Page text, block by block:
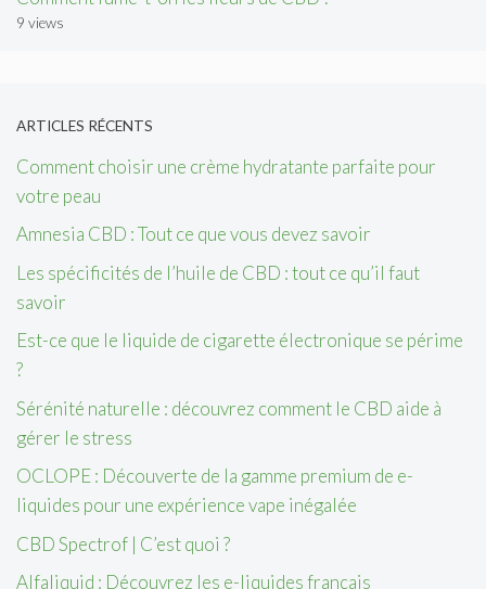
9 views
ARTICLES RÉCENTS
Comment choisir une crème hydratante parfaite pour
votre peau
Amnesia CBD : Tout ce que vous devez savoir
Les spécificités de l’huile de CBD : tout ce qu’il faut
savoir
Est-ce que le liquide de cigarette électronique se périme
?
Sérénité naturelle : découvrez comment le CBD aide à
gérer le stress
OCLOPE : Découverte de la gamme premium de e-
liquides pour une expérience vape inégalée
CBD Spectrof | C’est quoi ?
Alfaliquid : Découvrez les e-liquides français